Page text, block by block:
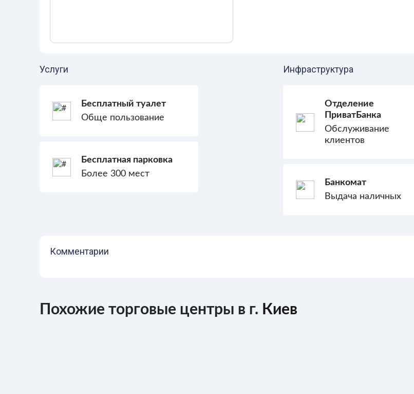
Услуги
Бесплатный туалет
Обще пользование
Бесплатная парковка
Более 300 мест
Инфраструктура
Отделение
ПриватБанка
Обслуживание
клиентов
Банкомат
Выдача наличных
Комментарии
Похожие торговые центры в г. Киев